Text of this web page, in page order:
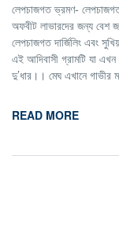
লেপচাজগত ভ্রমণ-
অফবীট লাভারদের জন্য বেশ
লেপচাজগত দার্জিলিং এবং
এই আদিবাসী গ্রামটি যা
দু’ধার।। মেঘ এখানে
READ MORE